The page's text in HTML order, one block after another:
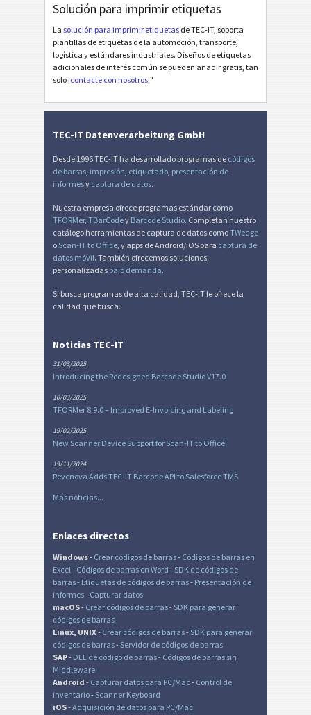
Etiquetas de Nutrición
€ Mandato SEPA
M Miscelánea
Solución para imprimir etiquetas
La solución para imprimir etiquetas de TEC-IT, soporta
plantillas de etiquetas de la automoción, transporte,
logística y estándares industriales. Diseños de etiquetas
adicionales de interés común se pueden añadir gratis, tan
solo ¡contacte con nosotros!"
TEC-IT Datenverarbeitung GmbH
Desde 1996 TEC-IT ha desarrollado programas de códigos
de barras, impresión, etiquetado, presentación de
informesy captura de datos.
Nuestra empresa ofrece programas estándar como
TFORMer, TBarCodey Barcode Studio. Completan nuestro
catálogo herramientas de captura de datos comoTWedge
o Scan-IT to Office, y apps de Android/iOS para captura de
datos móvil. También ofrecemos soluciones
personalizadas bajo demanda.
Si busca programas de alta calidad, TEC-IT le ofrece la
calidad que busca.
Noticias TEC-IT
31/03/2025
Introducing the Redesigned Barcode Studio V17.0
10/03/2025
TFORMer 8.9.0 – Improved E-Invoicing and Labeling
19/02/2025
New Scanner Device Support for Scan-IT to Office!
19/11/2024
Revenova Adds TEC-IT Barcode API to Salesforce TMS
Más noticias...
Enlaces directos
Windows- Crear códigos de barras- Códigos de barras en
Excel- Códigos de barras en Word - SDK de códigos de
barras- Etiquetas de códigos de barras- Presentación de
informes- Capturar datos
macOS- Crear códigos de barras- SDK para generar
códigos de barras
Linux, UNIX- Crear códigos de barras- SDK para generar
códigos de barras- Servidor de códigos de barras
SAP- DLL de código de barras- Códigos de barras sin
Middleware
Android - Capturar datos para PC/Mac - Control de
inventario- Scanner Keyboard
iOS-Adquisición de datos para PC/Mac